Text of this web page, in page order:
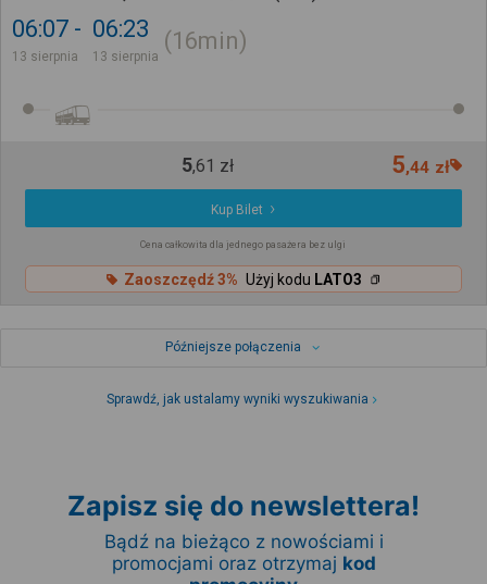
06:07
13 sierpnia
06:23
13 sierpnia
16min
5,61 zł 5,44 zł
Kup Bilet
Cena całkowita dla jednego pasażera bez ulgi
Zaoszczędź 3% Użyj kodu LATO3
Późniejsze połączenia
Sprawdź, jak ustalamy wyniki wyszukiwania
Zapisz się do newslettera!
Bądź na bieżąco z nowościami i
promocjami oraz otrzymaj kod